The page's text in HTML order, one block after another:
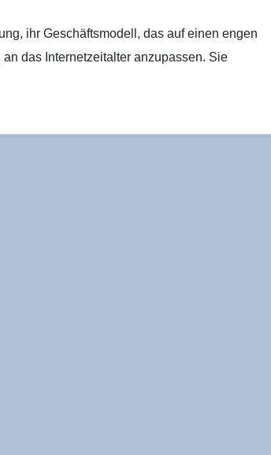
ihr Geschäftsmodell, das auf einen engen
das Internetzeitalter anzupassen. Sie